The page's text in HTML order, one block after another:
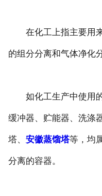
在化工上指主要用来
的组分分离和气体净化
如化工生产中使用的
缓冲器、贮能器、洗涤
塔、 安徽蒸馏塔等，均
分离的容器。